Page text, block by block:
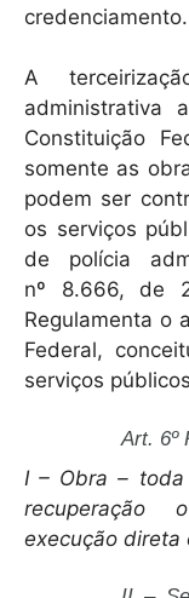
credenciamento.
A
administrativa
Constituição
somente as
podem ser
os serviços
de polícia
nº 8.666, de
Regulamenta o
Federal,
serviços
Art. 6º
I – Obra – toda
recuperação
execução direta